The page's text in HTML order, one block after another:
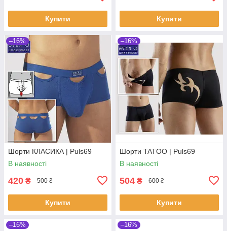
Купити Купити
–16%
Шорти КЛАСИКА | Puls69
В наявності
420 ₴ 500 ₴
Купити
–16%
Шорти TATOO | Puls69
В наявності
504 ₴ 600 ₴
Купити
–16% –16%